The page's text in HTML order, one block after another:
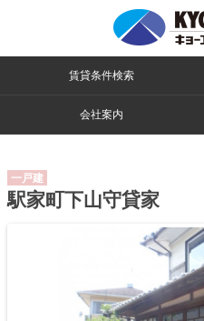
賃貸条件検索
会社案内
一戸建
駅家町下山守貸家